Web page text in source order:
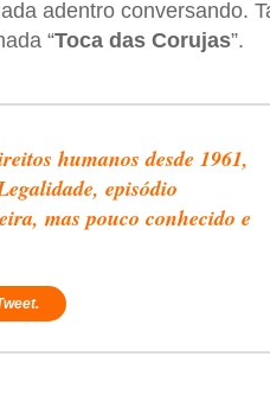
adentro conversando.
“Toca das Corujas”.
humanos desde 1961,
episódio
mas pouco conhecido e